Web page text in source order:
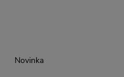
Novinka